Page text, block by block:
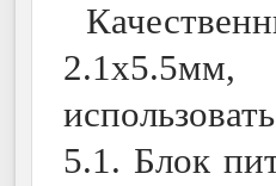
5.1. Блок